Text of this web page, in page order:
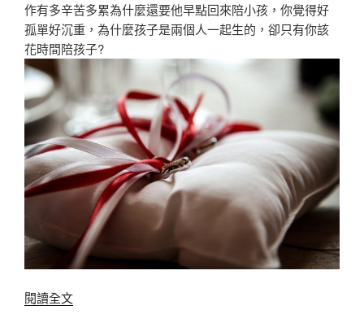
作有多辛苦多累為什麼還要他早點回來陪小孩，你覺得好
孤單好沉重，為什麼孩子是兩個人一起生的，卻只有你該
花時間陪孩子?
閱讀全文〈別